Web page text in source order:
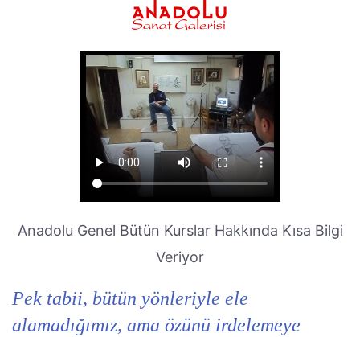
Anadolu Genel Bütün Kurslar Hakkında Kısa Bilgi
Veriyor
Pek tabii, bütün yönleriyle ele
alamadığımız, ama özünü irdelemeye